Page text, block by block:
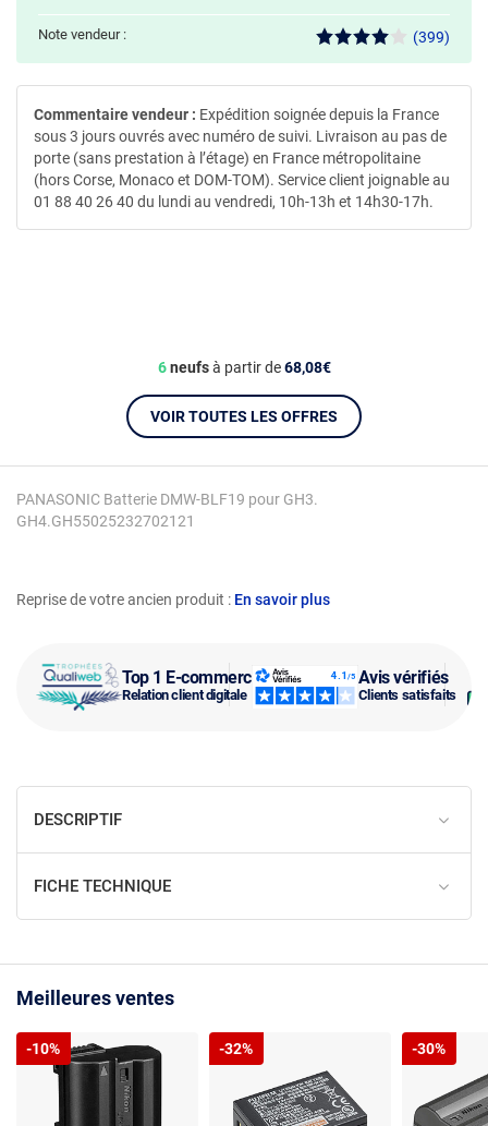
Top 1 E-commerce
Relation client digitale
Avis vérifiés
Clients satisfaits
Reprise de votre ancien produit : En savoir plus
PANASONIC Batterie DMW-BLF19 pour GH3.
GH4.GH55025232702121
Note vendeur : (399)
6neufsà partir de68,08€
VOIR TOUTES LES OFFRES
Commentaire vendeur : Expédition soignée depuis la France
sous 3 jours ouvrés avec numéro de suivi. Livraison au pas de
porte (sans prestation à l’étage) en France métropolitaine
(hors Corse, Monaco et DOM-TOM). Service client joignable au
01 88 40 26 40 du lundi au vendredi, 10h-13h et 14h30-17h.
DESCRIPTIF
FICHE TECHNIQUE
Meilleures ventes
-10% -32% -30%